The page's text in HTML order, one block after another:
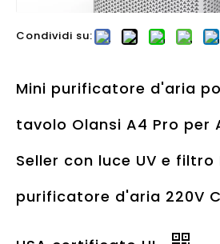
Condividi su:
Mini purificatore d'aria
tavolo Olansi A4 Pro per
Seller con luce UV e filtro
purificatore d'aria 220V